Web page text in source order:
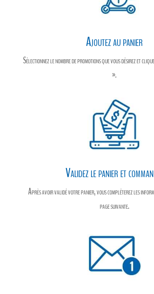
Ajoutez au panier
Sélectionnez le nombre de promotions que vous désirez et
».
Validez le panier et
Après avoir validé votre panier, vous compléterez les
page suivante.